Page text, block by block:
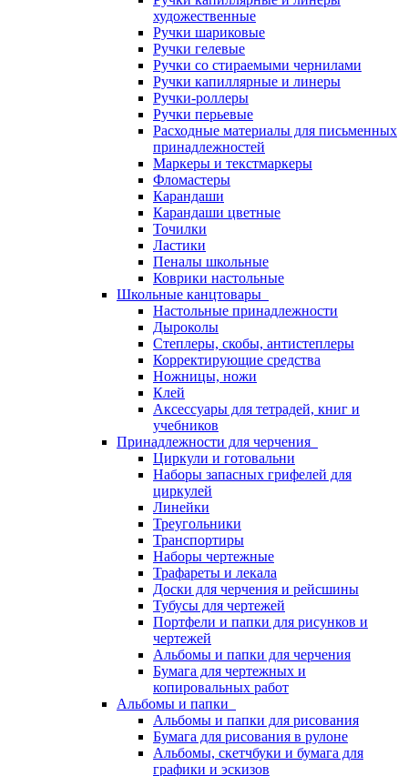
художественные
Ручки шариковые
Ручки гелевые
Ручки со стираемыми чернилами
Ручки капиллярные и линеры
Ручки-роллеры
Ручки перьевые
Расходные материалы для письменных
принадлежностей
Маркеры и текстмаркеры
Фломастеры
Карандаши
Карандаши цветные
Точилки
Ластики
Пеналы школьные
Коврики настольные
Школьные канцтовары
Настольные принадлежности
Дыроколы
Степлеры, скобы, антистеплеры
Корректирующие средства
Ножницы, ножи
Клей
Аксессуары для тетрадей, книг и
учебников
Принадлежности для черчения
Циркули и готовальни
Наборы запасных грифелей для
циркулей
Линейки
Треугольники
Транспортиры
Наборы чертежные
Трафареты и лекала
Доски для черчения и рейсшины
Тубусы для чертежей
Портфели и папки для рисунков и
чертежей
Альбомы и папки для черчения
Бумага для чертежных и
копировальных работ
Альбомы и папки
Альбомы и папки для рисования
Бумага для рисования в рулоне
Альбомы, скетчбуки и бумага для
графики и эскизов